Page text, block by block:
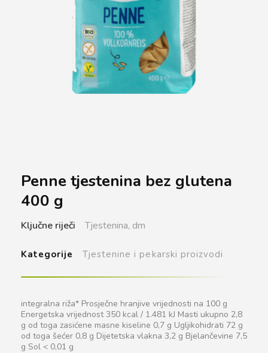
Penne tjestenina bez glutena
400 g
integralna riža* Prosječne hranjive vrijednosti na 100 g
Energetska vrijednost 350 kcal / 1.481 kJ Masti ukupno 2,8
g od toga zasićene masne kiseline 0,7 g Ugljikohidrati 72 g
od toga šećer 0,8 g Dijetetska vlakna 3,2 g Bjelančevine 7,5
g Sol < 0,01 g
Ključne riječi Tjestenina, dm
Kategorije Tjestenine i pekarski proizvodi